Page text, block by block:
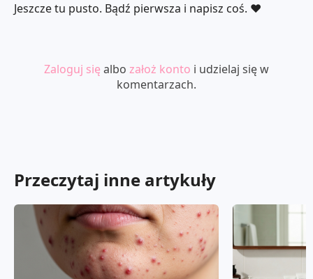
Jeszcze tu pusto. Bądź pierwsza i napisz coś. ❤️
Zaloguj się albo założ konto i udzielaj się w
komentarzach.
Przeczytaj inne artykuły